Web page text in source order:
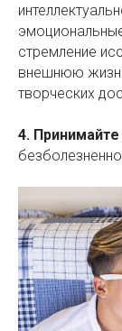
стремление
внешнюю
творческих
4.